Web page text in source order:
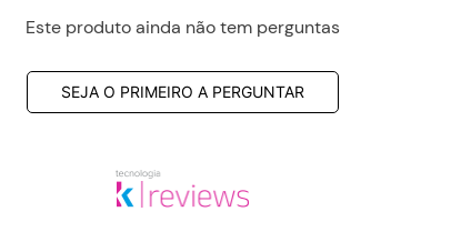
Este produto ainda não tem perguntas
SEJA O PRIMEIRO A PERGUNTAR